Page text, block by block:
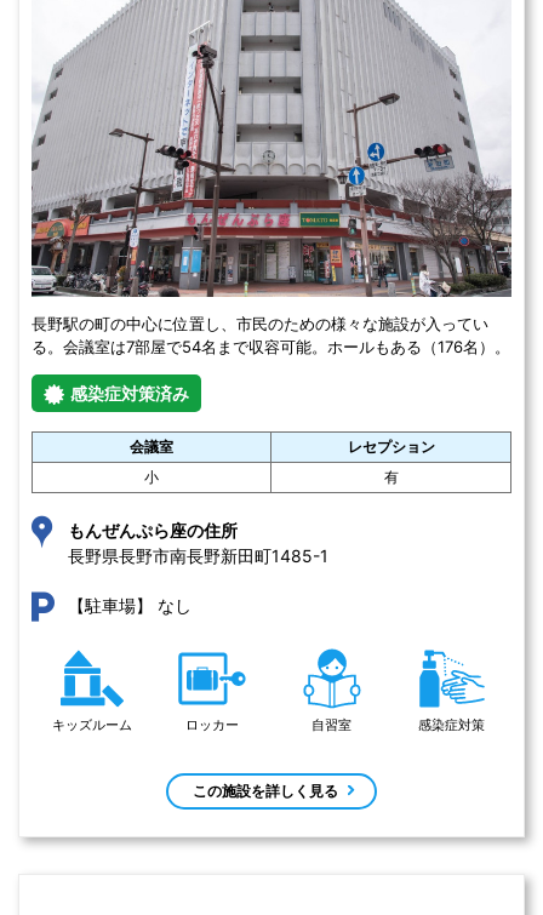
長野駅の町の中心に位置し、市民のための様々な施設が入ってい
る。会議室は7部屋で54名まで収容可能。ホールもある（176名）。
感染症対策済み
会議室
レセプション
小
有
もんぜんぷら座の住所
長野県長野市南長野新田町1485-1
【駐車場】 なし
キッズルーム ロッカー 自習室 感染症対策
この施設を詳しく見る